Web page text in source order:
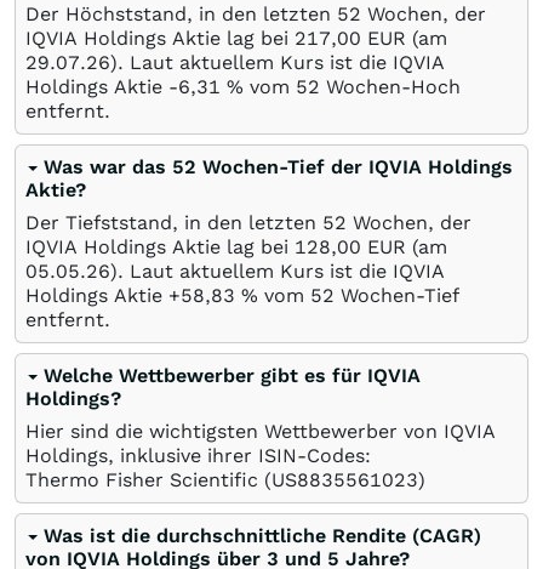
Der Höchststand, in den letzten 52 Wochen, der
IQVIA Holdings Aktie lag bei 217,00 EUR (am
29.07.26). Laut aktuellem Kurs ist die IQVIA
Holdings Aktie -6,31 % vom 52 Wochen-Hoch
entfernt.
Was war das 52 Wochen-Tief der IQVIA Holdings
Aktie?
Der Tiefststand, in den letzten 52 Wochen, der
IQVIA Holdings Aktie lag bei 128,00 EUR (am
05.05.26). Laut aktuellem Kurs ist die IQVIA
Holdings Aktie +58,83 % vom 52 Wochen-Tief
entfernt.
Welche Wettbewerber gibt es für IQVIA
Holdings?
Hier sind die wichtigsten Wettbewerber von IQVIA
Holdings, inklusive ihrer ISIN-Codes:
Thermo Fisher Scientific (US8835561023)
Was ist die durchschnittliche Rendite (CAGR)
von IQVIA Holdings über 3 und 5 Jahre?